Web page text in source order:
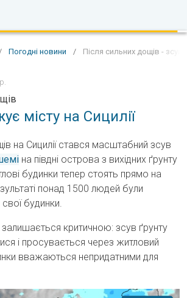
Погодні новини / Після сильних дощів - зсув
місту на Сицилії
на Сицилії стався масштабний зсув
на півдні острова з вихідних ґрунту
будинки тепер стоять прямо на
понад 1500 людей були
будинки.
залишається критичною: зсув ґрунту
і просувається через житловий
вважаються непридатними для